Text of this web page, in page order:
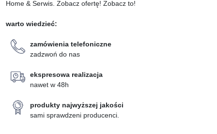
Home & Serwis. Zobacz ofertę! Zobacz to!
warto wiedzieć:
zamówienia telefoniczne
zadzwoń do nas
ekspresowa realizacja
nawet w 48h
produkty najwyższej jakości
sami sprawdzeni producenci.